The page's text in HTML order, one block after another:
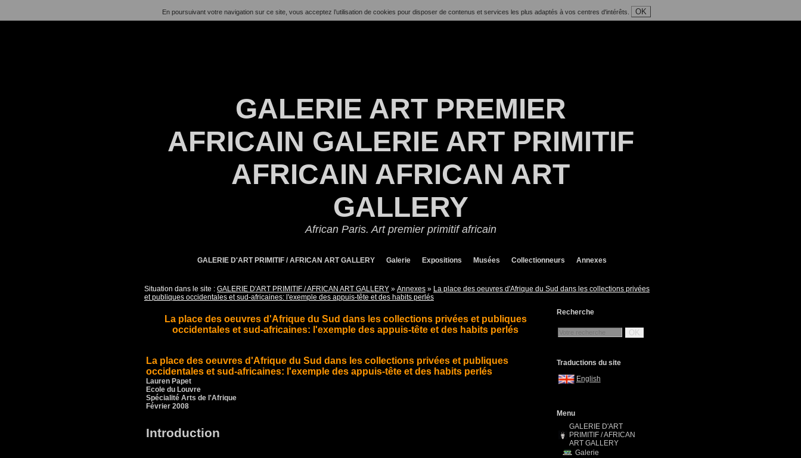
En poursuivant votre navigation sur ce site, vous acceptez l’utilisation de cookies pour disposer de contenus et services les plus adaptés à vos centres d'intérêts. OK
GALERIE ART PREMIER
AFRICAIN GALERIE ART PRIMITIF
AFRICAIN AFRICAN ART
GALLERY
African Paris. Art premier primitif africain
GALERIE D'ART PRIMITIF / AFRICAN ART GALLERY Galerie Expositions Musées Collectionneurs Annexes
Situation dans le site : GALERIE D'ART PRIMITIF / AFRICAN ART GALLERY » Annexes » La place des oeuvres d'Afrique du Sud dans les collections privées
et publiques occidentales et sud-africaines: l'exemple des appuis-tête et des habits perlés
La place des oeuvres d'Afrique du Sud dans les collections privées et publiques
occidentales et sud-africaines: l'exemple des appuis-tête et des habits perlés
La place des oeuvres d'Afrique du Sud dans les collections privées et publiques
occidentales et sud-africaines: l'exemple des appuis-tête et des habits perlés
Lauren Papet
Ecole du Louvre
Spécialité Arts de l'Afrique
Février 2008
Introduction
Recherche
OK
Traductions du site
English
Menu
GALERIE D'ART
PRIMITIF / AFRICAN
ART GALLERY
Galerie